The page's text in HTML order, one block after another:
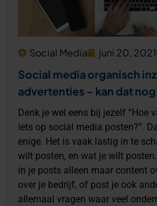
Social Media juni 20, 2021
Social media organisch
advertenties – kan dat
Denk je wel eens bij jezelf “Hoe
iets op social media posten?”.
enige. Het is vaak lastig in te
wilt posten, en wat je wilt
in je posts alleen maar content
over je bedrijf, of post je ook
allemaal vragen waar veel